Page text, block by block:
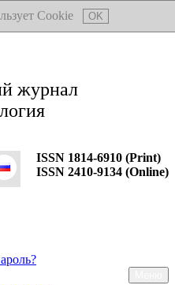
Cookie OK
журнал
ISSN 1814-6910 (Print)
ISSN 2410-9134 (Online)